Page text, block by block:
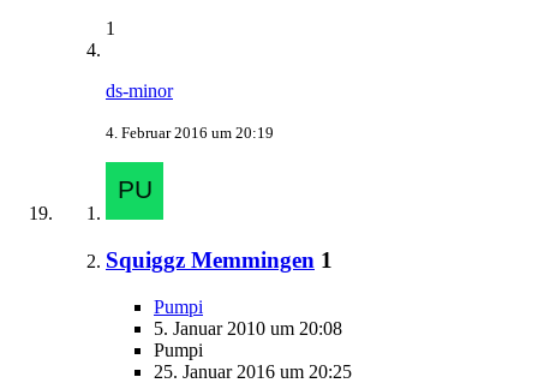
1
ds-minor
4. Februar 2016 um 20:19
Squiggz Memmingen 1
Pumpi
5. Januar 2010 um 20:08
Pumpi
25. Januar 2016 um 20:25